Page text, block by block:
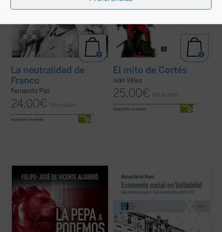
La neutralidad de
Franco
Fernando Paz
24,00€ IVA incluido
disponible en ebook:
El mito de Cortés
Iván Vélez
25,00€ IVA incluido
disponible en ebook:
Este libro recorre de una manera rigurosa,
didáctica y asequible a un público amplio,
las grandes ideas políticas que han
configurado España desde las Cortes de
Cádiz hasta la actualidad, desde la
irrupción inicial del liberalismo hasta ...
ficha)
Casa Social Católica de Valladolid (1881-
1946), una aportación singular y necesaria
a la historia de la Iglesia y ciudad de
permitiendo al lector caer ...